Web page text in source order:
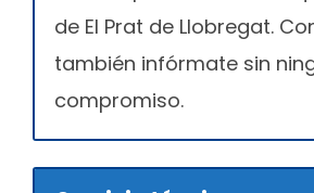
de El Prat de Llobregat.
también infórmate sin
compromiso.